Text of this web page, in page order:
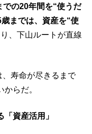
の20年間を“使うだ
までは、資産を“使
、下山ルートが直線
、寿命が尽きるまで
らだ。
資産活用」